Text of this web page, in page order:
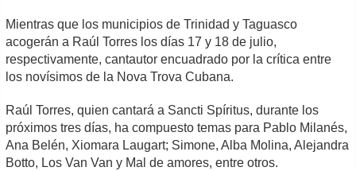
Mientras que los municipios de Trinidad y Taguasco
acogerán a Raúl Torres los días 17 y 18 de julio,
respectivamente, cantautor encuadrado por la crítica entre
los novísimos de la Nova Trova Cubana.
Raúl Torres, quien cantará a Sancti Spíritus, durante los
próximos tres días, ha compuesto temas para Pablo Milanés,
Ana Belén, Xiomara Laugart; Simone, Alba Molina, Alejandra
Botto, Los Van Van y Mal de amores, entre otros.